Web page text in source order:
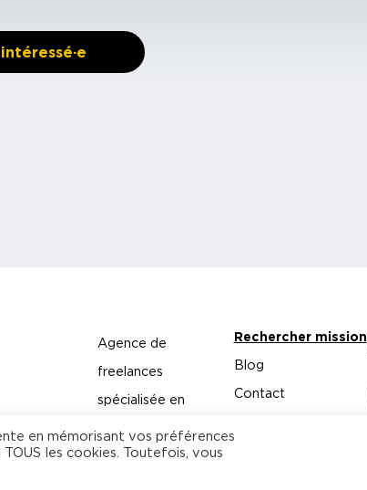
Agence de
freelances
spécialisée en
technologies
Rechercher mission
Blog
Contact
en mémorisant vos préférences
les cookies. Toutefois, vous